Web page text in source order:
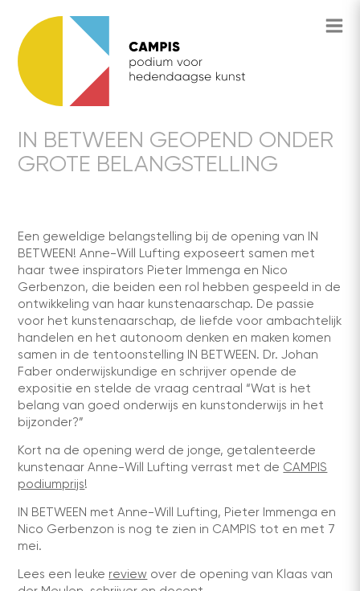
IN BETWEEN GEOPEND ONDER
GROTE BELANGSTELLING
Een geweldige belangstelling bij de opening van IN
BETWEEN! Anne-Will Lufting exposeert samen met
haar twee inspirators Pieter Immenga en Nico
Gerbenzon, die beiden een rol hebben gespeeld in de
ontwikkeling van haar kunstenaarschap. De passie
voor het kunstenaarschap, de liefde voor ambachtelijk
handelen en het autonoom denken en maken komen
samen in de tentoonstelling IN BETWEEN. Dr. Johan
Faber onderwijskundige en schrijver opende de
expositie en stelde de vraag centraal “Wat is het
belang van goed onderwijs en kunstonderwijs in het
bijzonder?”
Kort na de opening werd de jonge, getalenteerde
kunstenaar Anne-Will Lufting verrast met de CAMPIS
podiumprijs!
IN BETWEEN met Anne-Will Lufting, Pieter Immenga en
Nico Gerbenzon is nog te zien in CAMPIS tot en met 7
mei.
Lees een leuke review over de opening van Klaas van